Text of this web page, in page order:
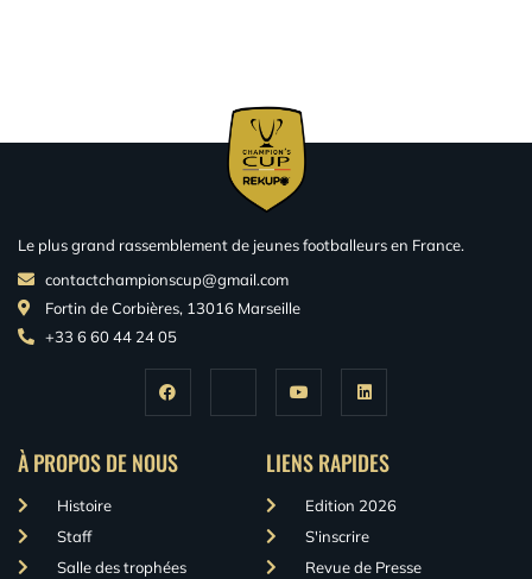
Le plus grand rassemblement de jeunes footballeurs en France.
contactchampionscup@gmail.com
Fortin de Corbières, 13016 Marseille
+33 6 60 44 24 05
À PROPOS DE NOUS
Histoire
Staff
Salle des trophées
LIENS RAPIDES
Edition 2026
S'inscrire
Revue de Presse